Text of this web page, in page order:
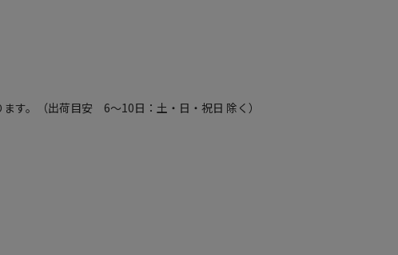
す。（出荷目安 6～10日：土・日・祝日 除く）